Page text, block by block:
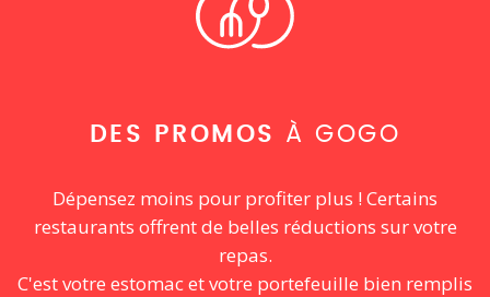
DES PROMOS À GOGO
Dépensez moins pour profiter plus ! Certains
restaurants offrent de belles réductions sur votre
repas.
C'est votre estomac et votre portefeuille bien remplis